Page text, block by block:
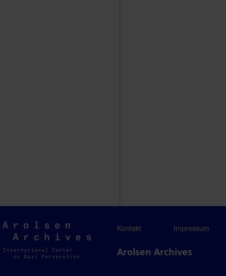
Arolsen
Archives
Kontakt Impressum
Arolsen Archives